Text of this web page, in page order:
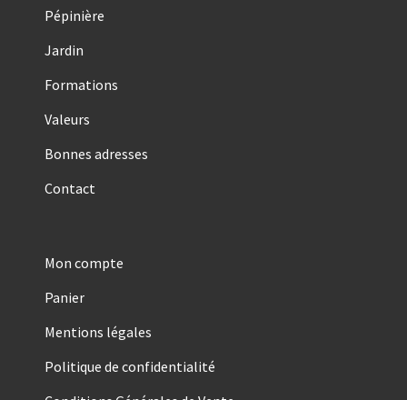
Pépinière
Jardin
Formations
Valeurs
Bonnes adresses
Contact
Mon compte
Panier
Mentions légales
Politique de confidentialité